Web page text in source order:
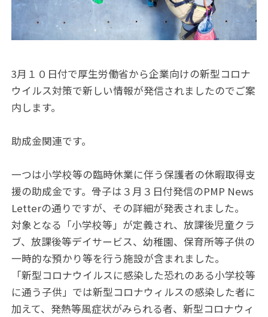
3月１０日付で厚生労働省から企業向けの新型コロナ
ウイルス対策で新しい情報が発信されましたのでご案
内します。
助成金関連です。
一つは小学校等の臨時休業に伴う保護者の休暇取得支
援の助成金です。骨子は３月３日付発信のPMP News
Letterの通りですが、その詳細が発表されました。
対象となる「小学校等」が定義され、放課後児童クラ
ブ、放課後等デイサービス、幼稚園、保育所等子供の
一時的な預かり等を行う施設が含まれました。
「新型コロナウイルスに感染した恐れのある小学校等
に通う子供」では新型コロナウィルスの感染した者に
加えて、発熱等風症状がみられる者、新型コロナウィ